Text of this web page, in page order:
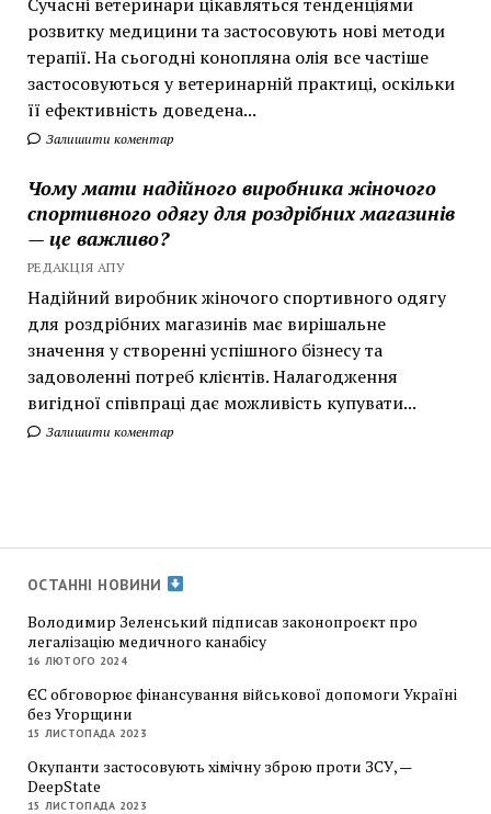
розвитку медицини та застосовують нові методи
терапії. На сьогодні конопляна олія все частіше
застосовуються у ветеринарній практиці, оскільки
її ефективність доведена...
Залишити коментар
Чому мати надійного виробника жіночого
спортивного одягу для роздрібних магазинів
— це важливо?
РЕДАКЦІЯ АПУ
Надійний виробник жіночого спортивного одягу
для роздрібних магазинів має вирішальне
значення у створенні успішного бізнесу та
задоволенні потреб клієнтів. Налагодження
вигідної співпраці дає можливість купувати...
Залишити коментар
ОСТАННІ НОВИНИ
Володимир Зеленський підписав законопроєкт про
легалізацію медичного канабісу
16 ЛЮТОГО 2024
ЄС обговорює фінансування військової допомоги Україні
без Угорщини
15 ЛИСТОПАДА 2023
Окупанти застосовують хімічну зброю проти ЗСУ, —
DeepState
15 ЛИСТОПАДА 2023